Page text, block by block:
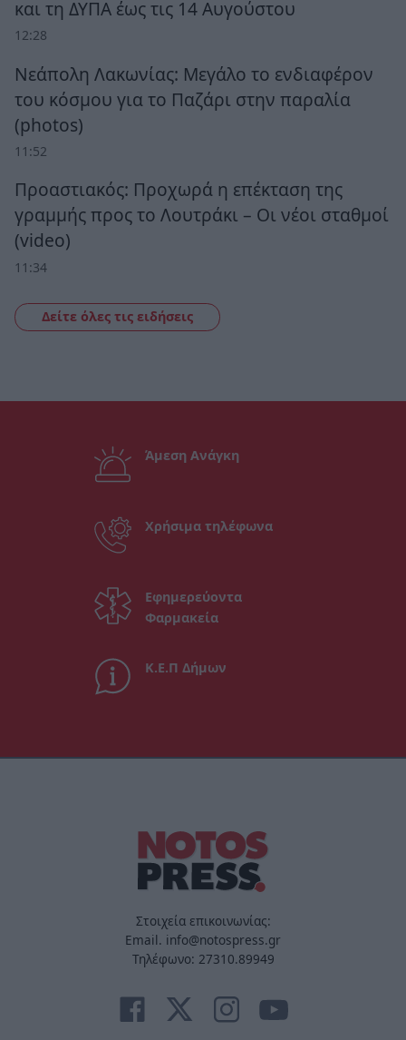
και τη ΔΥΠΑ έως τις 14 Αυγούστου
12:28
Νεάπολη Λακωνίας: Μεγάλο το ενδιαφέρον
του κόσμου για το Παζάρι στην παραλία
(photos)
11:52
Προαστιακός: Προχωρά η επέκταση της
γραμμής προς το Λουτράκι – Οι νέοι σταθμοί
(video)
11:34
Δείτε όλες τις ειδήσεις
Άμεση Ανάγκη
Χρήσιμα τηλέφωνα
Εφημερεύοντα
Φαρμακεία
Κ.Ε.Π Δήμων
Στοιχεία επικοινωνίας:
Email. info@notospress.gr
Τηλέφωνο: 27310.89949